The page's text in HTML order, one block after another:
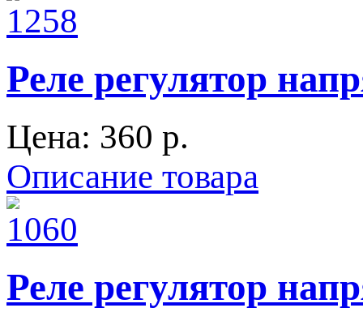
Реле регулятор
Цена: 360 p.
Описание товара
Реле регулятор